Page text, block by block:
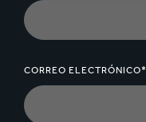
CORREO ELECTRÓNICO*